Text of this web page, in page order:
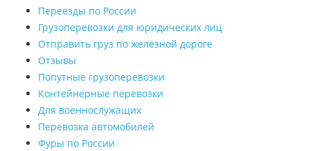
Переезды по России
Грузоперевозки для юридических лиц
Отправить груз по железной дороге
Отзывы
Попутные грузоперевозки
Контейнерные перевозки
Для военнослужащих
Перевозка автомобилей
Фуры по России